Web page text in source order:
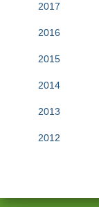
2017
2016
2015
2014
2013
2012